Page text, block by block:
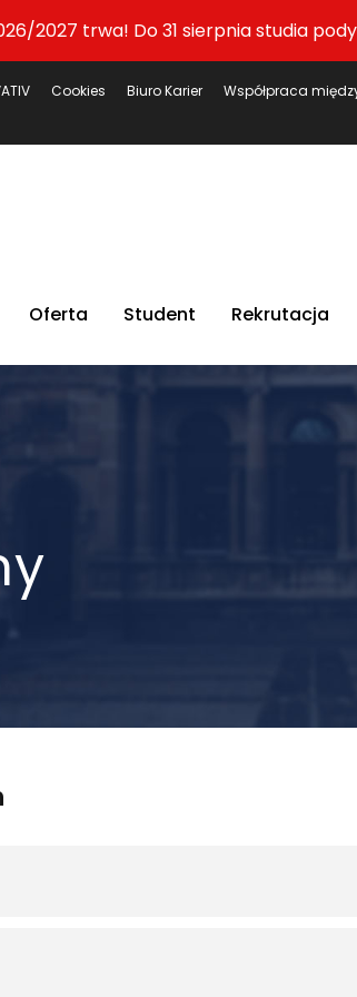
2027 trwa! Do 31 sierpnia studia
Cookies Biuro Karier Współpraca
Oferta Student Rekrutacja